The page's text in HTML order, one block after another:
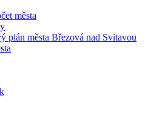
města
plán města Březová nad Svitavou